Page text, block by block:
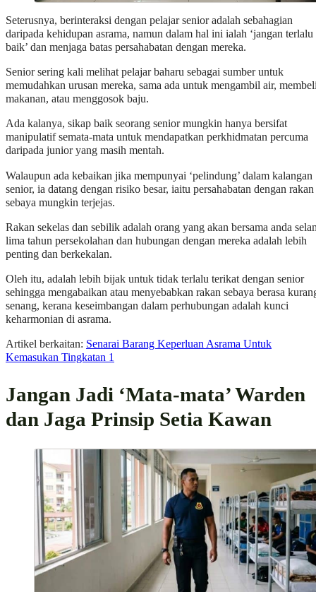
Seterusnya, berinteraksi dengan pelajar senior adalah sebahagian
daripada kehidupan asrama, namun dalam hal ini ialah ‘jangan terlalu
baik’ dan menjaga batas persahabatan dengan mereka.
Senior sering kali melihat pelajar baharu sebagai sumber untuk
memudahkan urusan mereka, sama ada untuk mengambil air,
makanan, atau menggosok baju.
Ada kalanya, sikap baik seorang senior mungkin hanya bersifat
manipulatif semata-mata untuk mendapatkan perkhidmatan percuma
daripada junior yang masih mentah.
Walaupun ada kebaikan jika mempunyai ‘pelindung’ dalam kalangan
senior, ia datang dengan risiko besar, iaitu persahabatan dengan rakan
sebaya mungkin terjejas.
Rakan sekelas dan sebilik adalah orang yang akan bersama anda
lima tahun persekolahan dan hubungan dengan mereka adalah lebih
penting dan berkekalan.
Oleh itu, adalah lebih bijak untuk tidak terlalu terikat dengan senior
sehingga mengabaikan atau menyebabkan rakan sebaya berasa
senang, kerana keseimbangan dalam perhubungan adalah kunci
keharmonian di asrama.
Artikel berkaitan: Senarai Barang Keperluan Asrama Untuk
Kemasukan Tingkatan 1
Jangan Jadi ‘Mata-mata’ Warden
dan Jaga Prinsip Setia Kawan